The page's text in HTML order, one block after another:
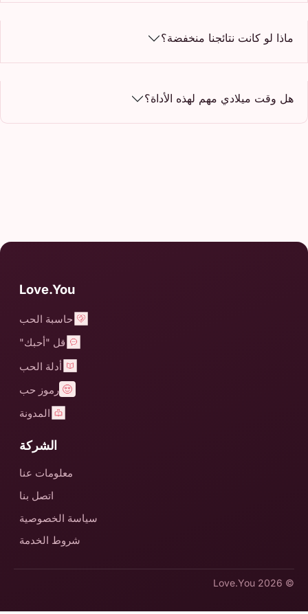
ماذا لو كانت نتائجنا منخفضة؟
هل وقت ميلادي مهم لهذه الأداة؟
Love.You
حاسبة الحب
قل "أحبك"
أدلة الحب
رموز حب
المدونة
الشركة
معلومات عنا
اتصل بنا
سياسة الخصوصية
شروط الخدمة
© 2026
Love.You